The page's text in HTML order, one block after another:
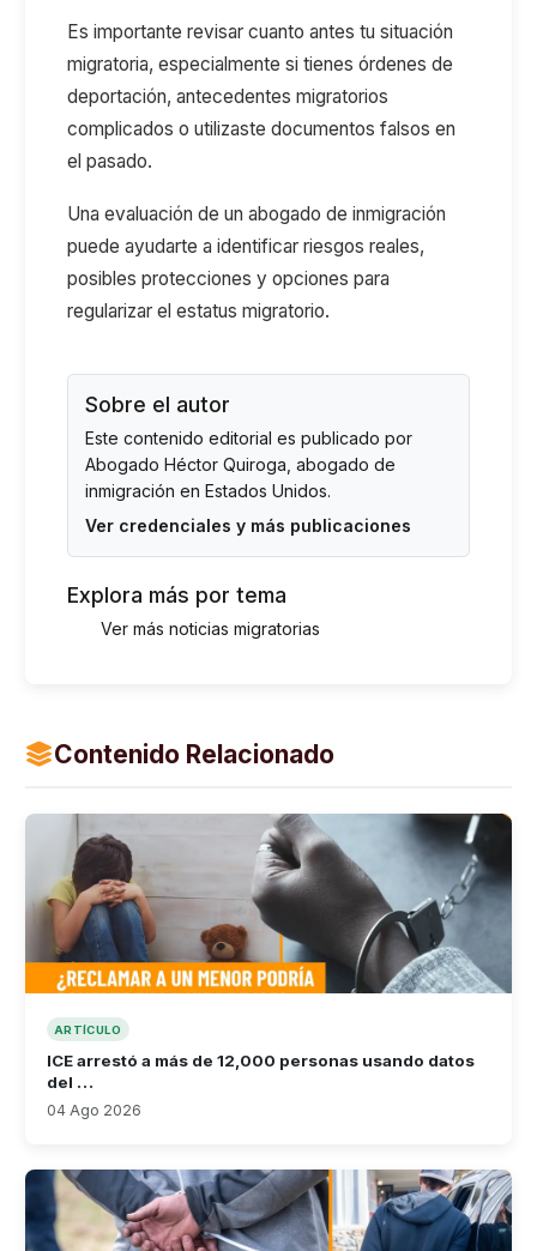
Es importante revisar cuanto antes tu situación
migratoria, especialmente si tienes órdenes de
deportación, antecedentes migratorios
complicados o utilizaste documentos falsos en
el pasado.
Una evaluación de un abogado de inmigración
puede ayudarte a identificar riesgos reales,
posibles protecciones y opciones para
regularizar el estatus migratorio.
Sobre el autor
Este contenido editorial es publicado por
Abogado Héctor Quiroga , abogado de
inmigración en Estados Unidos.
Ver credenciales y más publicaciones
Explora más por tema
Ver más noticias migratorias
Contenido Relacionado
ARTÍCULO
ICE arrestó a más de 12,000 personas usando datos
del …
04 Ago 2026